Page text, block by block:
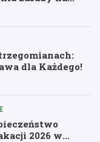
dla Każdego!
2026 w